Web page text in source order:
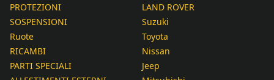
PROTEZIONI
SOSPENSIONI
Ruote
RICAMBI
PARTI SPECIALI
LAND ROVER
Suzuki
Toyota
Nissan
Jeep